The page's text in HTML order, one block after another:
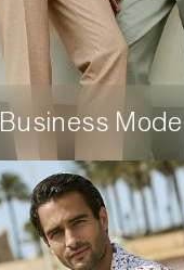
Business Mode